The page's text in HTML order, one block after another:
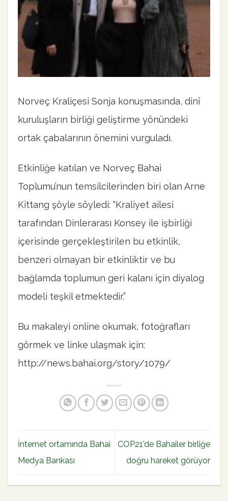
Norveç Kraliçesi Sonja konuşmasında, dinî
kuruluşların birliği geliştirme yönündeki
ortak çabalarının önemini vurguladı.
Etkinliğe katılan ve Norveç Bahai
Toplumu’nun temsilcilerinden biri olan Arne
Kittang şöyle söyledi: “Kraliyet ailesi
tarafından Dinlerarası Konsey ile işbirliği
içerisinde gerçekleştirilen bu etkinlik,
benzeri olmayan bir etkinliktir ve bu
bağlamda toplumun geri kalanı için diyalog
modeli teşkil etmektedir.”
Bu makaleyi online okumak, fotoğrafları
görmek ve linke ulaşmak için:
http://news.bahai.org/story/1079/
İnternet ortamında Bahai
Medya Bankası
COP21’de Bahailer birliğe
doğru hareket görüyor